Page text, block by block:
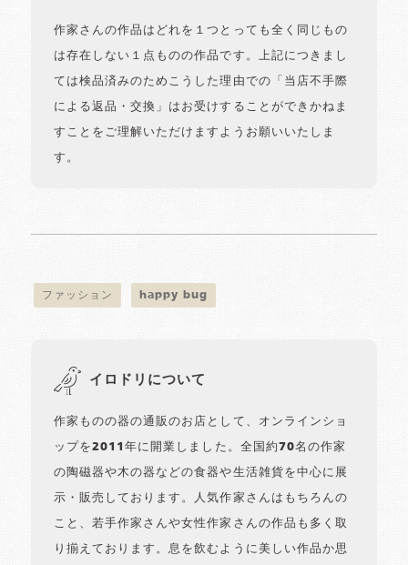
作家さんの作品はどれを１つとっても全く同じもの
は存在しない１点ものの作品です。上記につきまし
ては検品済みのためこうした理由での「当店不手際
による返品・交換」はお受けすることができかねま
すことをご理解いただけますようお願いいたしま
す。
ファッション happy bug
イロドリについて
作家ものの器の通販のお店として、オンラインショ
ップを2011年に開業しました。全国約70名の作家
の陶磁器や木の器などの食器や生活雑貨を中心に展
示・販売しております。人気作家さんはもちろんの
こと、若手作家さんや女性作家さんの作品も多く取
り揃えております。息を飲むように美しい作品か思